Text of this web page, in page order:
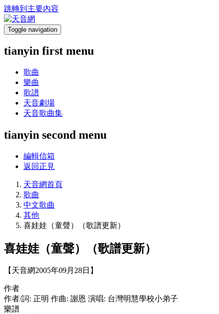
跳轉到主要內容
Toggle navigation
tianyin first menu
歌曲
樂曲
歌譜
天音劇場
天音歌曲集
tianyin second menu
編輯信箱
返回正見
天音網首頁
歌曲
中文歌曲
其他
喜娃娃（童聲）（歌譜更新）
喜娃娃（童聲）（歌譜更新）
【天音網2005年09月28日】
作者
作者/詞: 正明 作曲: 謝恩 演唱: 台灣明慧學校小弟子
樂譜